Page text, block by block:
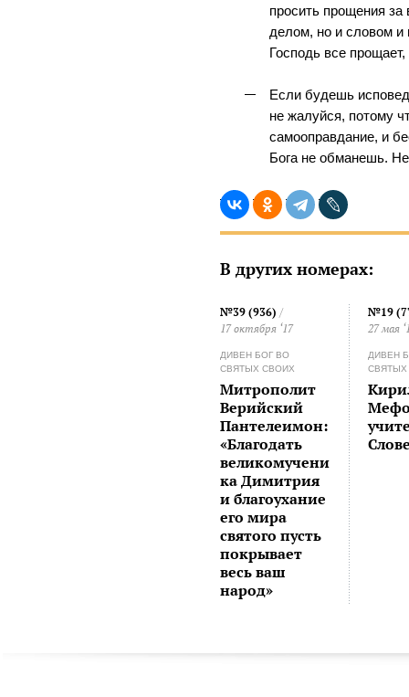
просить прощения за
делом, но и словом
Господь все
Если будешь
не жалуйся, потому
самооправдание, и
Бога не обманешь.
В других номерах:
№39 (936) /
17 октября ‘17
ДИВЕН БОГ ВО
СВЯТЫХ СВОИХ
Митрополит
Верийский
Пантелеимон:
«Благодать
великомучени
ка Димитрия
и благоухание
его мира
святого пусть
покрывает
весь ваш
народ»
№19
27 мая
ДИВЕН
СВЯТЫХ